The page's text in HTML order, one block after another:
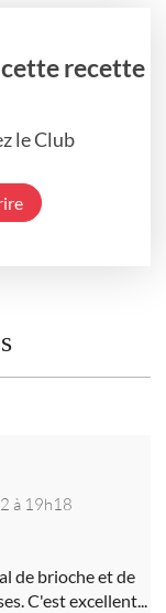
recette
le Club
à 19h18
de brioche et de
C'est excellent...